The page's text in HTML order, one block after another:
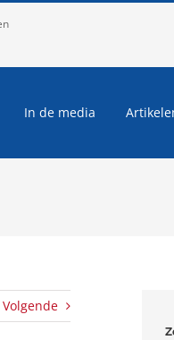
In de media
Volgende